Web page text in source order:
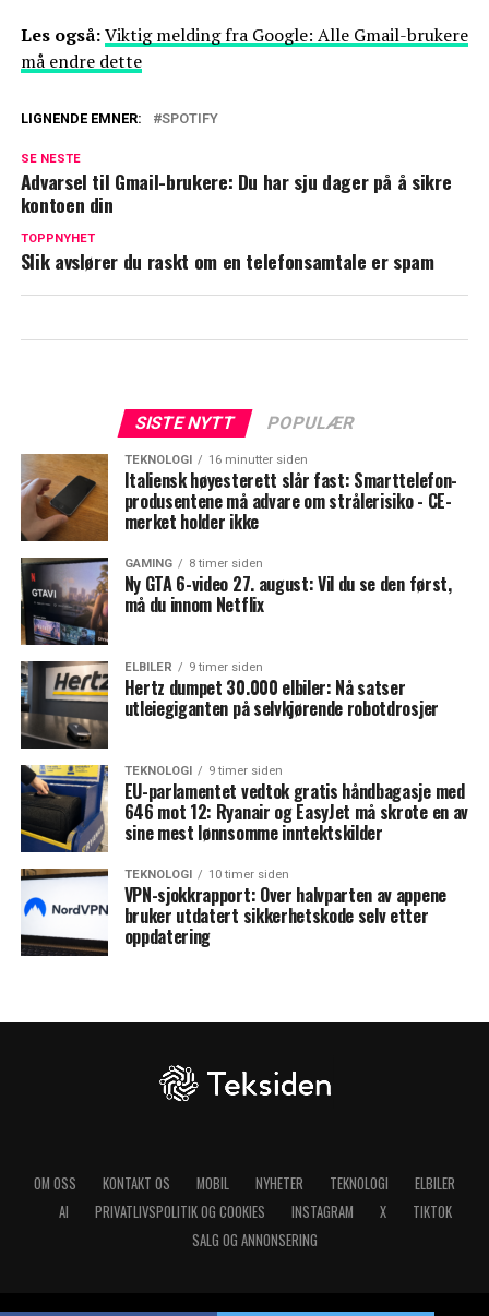
Les også:Viktig melding fra Google: Alle Gmail-brukere
må endre dette
LIGNENDE EMNER: SPOTIFY
SE NESTE
Advarsel til Gmail-brukere: Du har sju dager på å sikre
kontoen din
TOPPNYHET
Slik avslører du raskt om en telefonsamtale er spam
SISTE NYTT POPULÆR
TEKNOLOGI 16 minutter siden
Italiensk høyesterett slår fast: Smarttelefon-
produsentene må advare om strålerisiko - CE-
merket holder ikke
GAMING 8 timer siden
Ny GTA 6-video 27. august: Vil du se den først,
må du innom Netflix
ELBILER 9 timer siden
Hertz dumpet 30.000 elbiler: Nå satser
utleiegiganten på selvkjørende robotdrosjer
TEKNOLOGI 9 timer siden
EU-parlamentet vedtok gratis håndbagasje med
646 mot 12: Ryanair og EasyJet må skrote en av
sine mest lønnsomme inntektskilder
TEKNOLOGI 10 timer siden
VPN-sjokkrapport: Over halvparten av appene
bruker utdatert sikkerhetskode selv etter
oppdatering
OM OSS KONTAKT OS MOBIL NYHETER TEKNOLOGI
ELBILER
AI
PRIVATLIVSPOLITIK OG COOKIES INSTAGRAM X
TIKTOK
SALG OG ANNONSERING